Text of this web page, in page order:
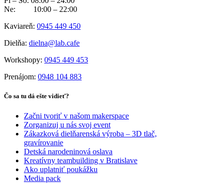
Ne: 10:00 – 22:00
Kaviareň: 0945 449 450
Dielňa: dielna@lab.cafe
Workshopy: 0945 449 453
Prenájom: 0948 104 883
Čo sa tu dá ešte vidieť?
Začni tvoriť v našom makerspace
Zorganizuj u nás svoj event
Zákazková dielňarenská výroba – 3D tlač,
gravírovanie
Detská narodeninová oslava
Kreatívny teambuilding v Bratislave
Ako uplatniť poukážku
Media pack